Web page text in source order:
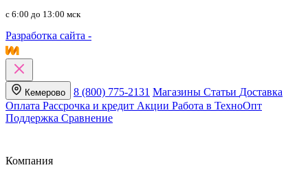
c 6:00 до 13:00 мск
Разработка сайта -
Кемерово 8 (800) 775-2131 Магазины Статьи Доставка
Оплата Рассрочка и кредит Акции Работа в ТехноОпт
Поддержка Сравнение
Компания